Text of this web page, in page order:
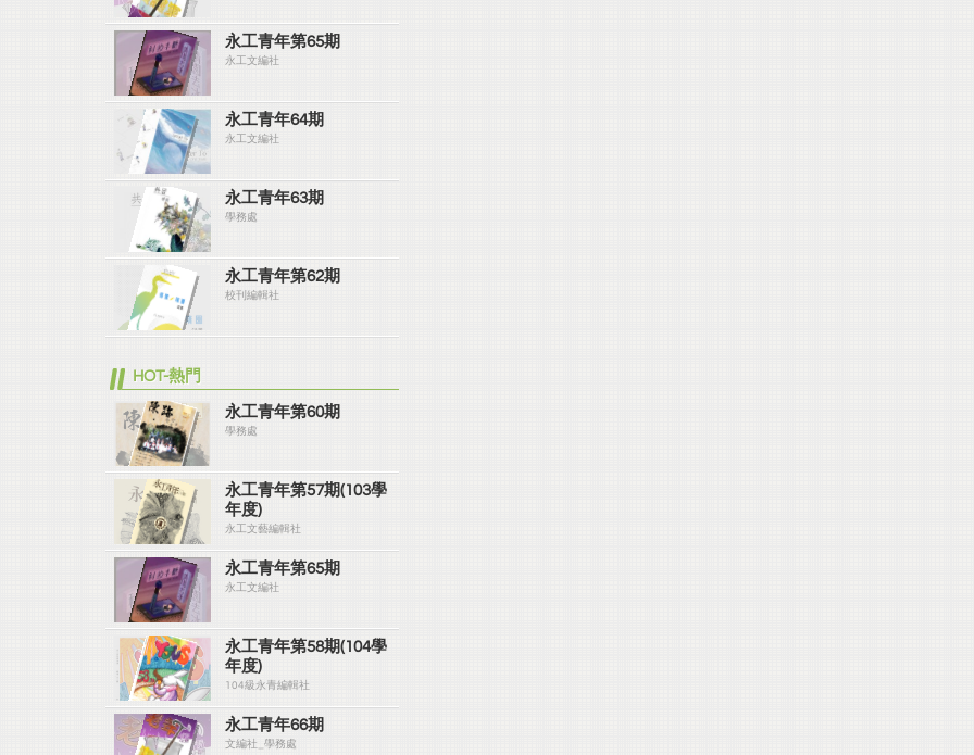
永工青年第65期
永工文編社
永工青年64期
永工文編社
永工青年63期
學務處
永工青年第62期
校刊編輯社
HOT-熱門
永工青年第60期
學務處
永工青年第57期(103學
年度)
永工文藝編輯社
永工青年第65期
永工文編社
永工青年第58期(104學
年度)
104級永青編輯社
永工青年66期
文編社_學務處